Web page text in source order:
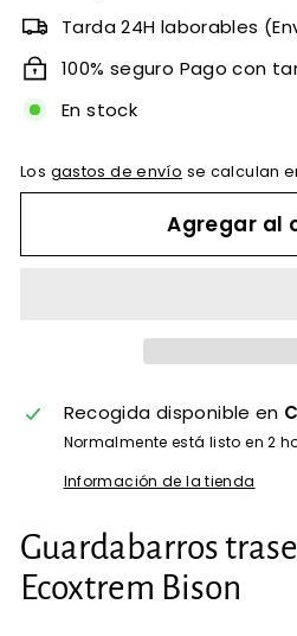
Tarda 24H laborables
100% seguro Pago con
En stock
Los gastos de envío se calculan
Agregar al
Recogida disponible en
Normalmente está listo en 2
Información de la tienda
Guardabarros
Ecoxtrem Bison